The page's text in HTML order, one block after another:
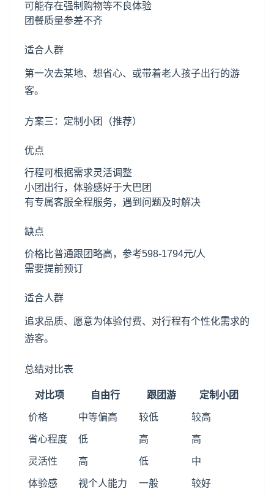
可能存在强制购物等不良体验
团餐质量参差不齐
适合人群
第一次去某地、想省心、或带着老人孩子出行的游
客。
方案三：定制小团（推荐）
优点
行程可根据需求灵活调整
小团出行，体验感好于大巴团
有专属客服全程服务，遇到问题及时解决
缺点
价格比普通跟团略高，参考598-1794元/人
需要提前预订
适合人群
追求品质、愿意为体验付费、对行程有个性化需求的
游客。
总结对比表
对比项 自由行 跟团游 定制小团
价格 中等偏高 较低 较高
省心程度 低 高 高
灵活性 高 低 中
体验感 视个人能力 一般 较好